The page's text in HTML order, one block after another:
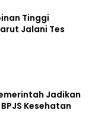
Tinggi
Jalani Tes
Jadikan
Kesehatan